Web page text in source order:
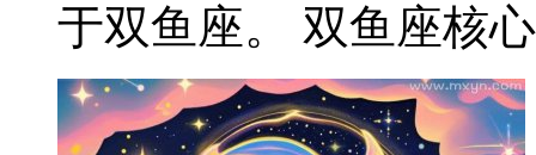
于双鱼座。 双鱼座核